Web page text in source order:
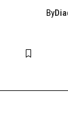
By